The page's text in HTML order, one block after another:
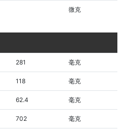
微克
281 毫克
118 毫克
62.4 毫克
702 毫克